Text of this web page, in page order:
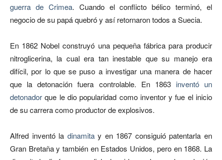
guerra de Crimea. Cuando el conflicto bélico terminó, el
negocio de su papá quebró y así retornaron todos a Suecia.
En 1862 Nobel construyó una pequeña fábrica para producir
nitroglicerina, la cual era tan inestable que su manejo era
difícil, por lo que se puso a investigar una manera de hacer
que la detonación fuera controlable. En 1863 inventó un
detonador que le dio popularidad como inventor y fue el inicio
de su carrera como productor de explosivos.
Alfred inventó la dinamitay en 1867 consiguió patentarla en
Gran Bretaña y también en Estados Unidos, pero en 1868. La